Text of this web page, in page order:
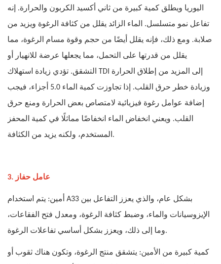
اليوريا ويطلق كمية كبيرة من ثاني أكسيد الكربون والحرارة. إنه
تفاعل نمو متسلسل. الماء الزائد يقلل من كثافة الرغوة ويزيد من
صلابة. ومع ذلك، فإنه يقلل أيضًا من حجم وقوة مسام الرغوة، مما
يقلل من قدرتها على التحمل، مما يجعلها عرضة للانهيار أو
التشقق. تؤدي زيادة استهلاك TDI إلى المزيد من إطلاق الحرارة
وزيادة خطر حرق القلب. إذا تجاوزت كمية الماء 5.0 أجزاء، فيجب
إضافة عوامل رغوة فيزيائية لامتصاص بعض الحرارة ومنع حرق
القلب. ويعني انخفاض الماء انخفاضًا مماثلًا في كمية المحفز
المستخدم، ولكنه يزيد من الكثافة.
3. عامل حفاز
أمين: يتم استخدام A33 بشكل عام، والذي يعزز التفاعل بين
الإيزوسيانات والماء، وضبط كثافة الرغوة، ومعدل فتح الفقاعات،
وما إلى ذلك، ويعزز بشكل أساسي تفاعلات الرغوة.
كمية كبيرة من الأمين: يتشقق منتج الرغوة، وتكون هناك ثقوب أو